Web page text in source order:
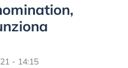
- 14:15